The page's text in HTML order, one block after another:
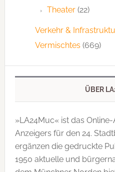
Theater(22)
Verkehr &
Vermischtes (669)
ÜBER
»LA24Muc« ist das
Anzeigers für den 24.
ergänzen die gedruckte
1950 aktuelle und